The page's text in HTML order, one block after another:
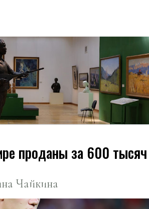
проданы за 600 тысяч
Чайкина